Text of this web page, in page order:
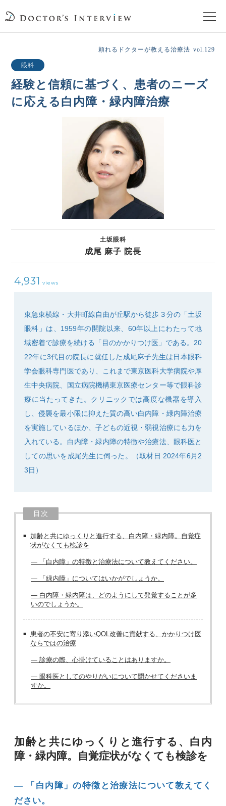
頼れるドクターが教える治療法
街の頼れるドクターたち
頼れるドクターが教える治療法 vol.129
眼科
経験と信頼に基づく、患者のニーズ
に応える白内障・緑内障治療
土坂眼科
成尾 麻子 院長
4,931 views
東急東横線・大井町線自由が丘駅から徒歩３分の「土坂
眼科」は、1959年の開院以来、60年以上にわたって地
域密着で診療を続ける「目のかかりつけ医」である。20
22年に3代目の院長に就任した成尾麻子先生は日本眼科
学会眼科専門医であり、これまで東京医科大学病院や厚
生中央病院、国立病院機構東京医療センター等で眼科診
療に当たってきた。クリニックでは高度な機器を導入
し、侵襲を最小限に抑えた質の高い白内障・緑内障治療
を実施しているほか、子どもの近視・弱視治療にも力を
入れている。白内障・緑内障の特徴や治療法、眼科医と
しての思いを成尾先生に伺った。（取材日 2024年6月2
3日）
目次
加齢と共にゆっくりと進行する、白内障・緑内障。自覚症
状がなくても検診を
― 「白内障」の特徴と治療法について教えてください。
― 「緑内障」についてはいかがでしょうか。
― 白内障・緑内障は、どのようにして発覚することが多
いのでしょうか。
患者の不安に寄り添いQOL改善に貢献する、かかりつけ医
ならではの治療
― 診療の際、心掛けていることはありますか。
― 眼科医としてのやりがいについて聞かせてくださいま
すか。
加齢と共にゆっくりと進行する、白内
障・緑内障。自覚症状がなくても検診を
― 「白内障」の特徴と治療法について教えてく
ださい。